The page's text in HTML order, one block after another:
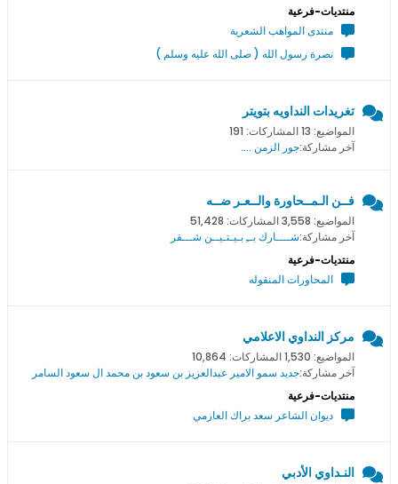
منتديات-فرعية
منتدى المواهب الشعرية
نصرة رسول الله ( صلى الله عليه وسلم )
تغريدات النداويه بتويتر
المواضيع: 13 المشاركات: 191
آخر مشاركة:جور الزمن ....
فــن الـمــحاورة والــعـر ضــه
المواضيع: 3,558 المشاركات: 51,428
آخر مشاركة:شــــارك بــِ بـيـتـيــن شـــقر
منتديات-فرعية
المحاورات المنقوله
مركز النداوي الاعلامي
المواضيع: 1,530 المشاركات: 10,864
آخر مشاركة:جديد سمو اﻻمير عبدالعزيز بن سعود بن محمد ال سعود السامر
منتديات-فرعية
ديوان الشاعر سعد براك العازمي
النـداوي الأدبي